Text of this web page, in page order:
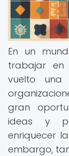
En un
trabajar en
vuelto una
gran
ideas y
enriquecer
embargo,